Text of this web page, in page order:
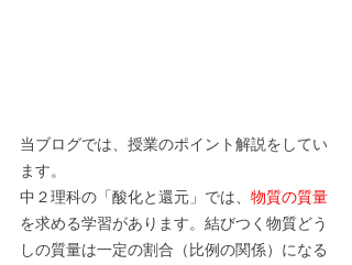
当ブログでは、授業のポイント解説をしてい
ます。
中２理科の「酸化と還元」では、 物質の質量
を求める学習があります。結びつく物質どう
しの質量は一定の割合（比例の関係）になる